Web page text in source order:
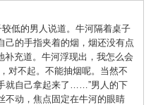
低的男人说道。牛河隔着桌子
己的手指夹着的烟，烟还没有点
补充道。牛河浮现出，我怎么会
对不起。不能抽烟呢。当然不
就自己拿起来了……”男人的下
不动，焦点固定在牛河的眼睛